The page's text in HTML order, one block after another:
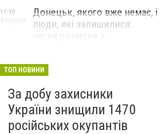
Донецьк, якого вже немає, і
люди, які залишилися:
11:30
4 серпня
ТОП НОВИНИ
За добу захисники
України знищили 1470
російських окупантів